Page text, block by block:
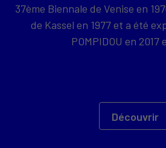
37ème Biennale de Venise en
de Kassel en 1977 et a été
POMPIDOU en 2017
Découvrir